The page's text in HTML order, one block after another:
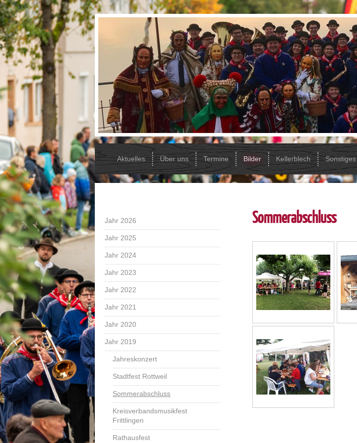
Aktuelles Über uns Termine Bilder Kellerblech Sonstiges
Sommerabschluss
Jahr 2026
Jahr 2025
Jahr 2024
Jahr 2023
Jahr 2022
Jahr 2021
Jahr 2020
Jahr 2019
Jahreskonzert
Stadtfest Rottweil
Sommerabschluss
Kreisverbandsmusikfest
Frittlingen
Rathausfest